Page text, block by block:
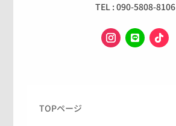
TEL : 090-5808-8106
TOPページ